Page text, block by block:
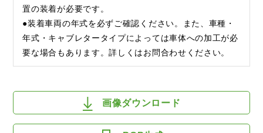
置の装着が必要です。
●装着車両の年式を必ずご確認ください。また、車種・
年式・キャブレタータイプによっては車体への加工が必
要な場合もあります。詳しくはお問合わせください。
画像ダウンロード